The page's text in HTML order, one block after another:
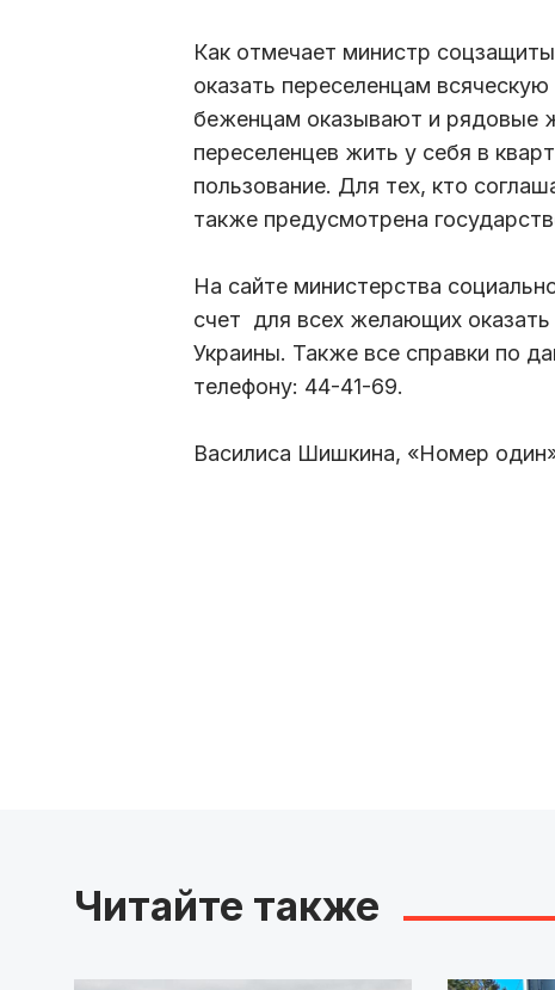
Как отмечает министр
оказать переселенцам
беженцам оказывают и рядовые
переселенцев жить у себя в
пользование. Для тех, кто
также предусмотрена
На сайте министерства
счет для всех желающих
Украины. Также все справки по
телефону: 44-41-69.
Василиса Шишкина, «Номер
Читайте также